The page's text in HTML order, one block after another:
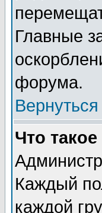
Главные
форума.
Что
Каждый
каждой